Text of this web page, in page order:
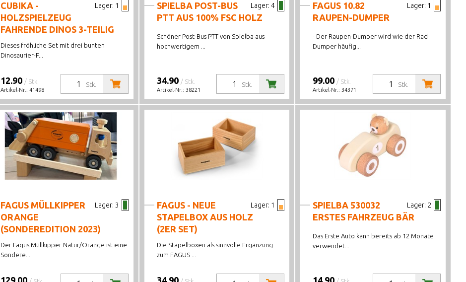
Lager: 1
CUBIKA -
HOLZSPIELZEUG
FAHRENDE DINOS 3-TEILIG
Dieses fröhliche Set mit drei bunten
Dinosaurier-F...
Stk.
12.90 / Stk.
Artikel-Nr.: 41498
Lager: 4
SPIELBA POST-BUS
PTT AUS 100% FSC HOLZ
Schöner Post-Bus PTT von Spielba aus
hochwertigem ...
Stk.
34.90 / Stk.
Artikel-Nr.: 38221
Lager: 1
FAGUS 10.82
RAUPEN-DUMPER
- Der Raupen-Dumper wird wie der Rad-
Dumper häufig...
Stk.
99.00 / Stk.
Artikel-Nr.: 34371
Lager: 3
FAGUS MÜLLKIPPER
ORANGE
(SONDEREDITION 2023)
Der Fagus Müllkipper Natur/Orange ist eine
Sondere...
129.00
Lager: 1
FAGUS - NEUE
STAPELBOX AUS HOLZ
(2ER SET)
Die Stapelboxen als sinnvolle Ergänzung
zum FAGUS ...
34.90
Lager: 2
SPIELBA 530032
ERSTES FAHRZEUG BÄR
Das Erste Auto kann bereits ab 12 Monate
verwendet...
14.90